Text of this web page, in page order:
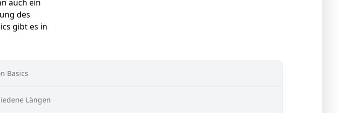
auch ein
des
gibt es in
Basics
Längen